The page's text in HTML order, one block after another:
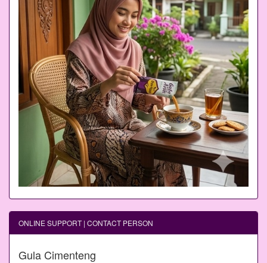
ONLINE SUPPORT | CONTACT PERSON
Gula Cimenteng